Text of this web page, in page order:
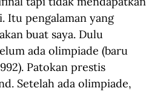
Itu pengalaman yang
buat saya. Dulu
ada olimpiade (baru
Patokan prestis
Setelah ada olimpiade,